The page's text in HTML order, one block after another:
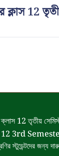
ক্লাস 12
12 তৃতীয়
3rd
স্টুডেন্টদের জন্য